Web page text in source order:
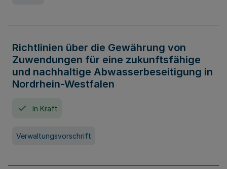
Richtlinien über die Gewährung von
Zuwendungen für eine zukunftsfähige
und nachhaltige Abwasserbeseitigung in
Nordrhein-Westfalen
In Kraft
Verwaltungsvorschrift